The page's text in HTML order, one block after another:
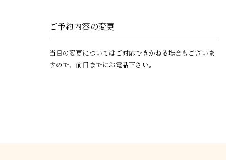
ご予約内容の変更
当日の変更についてはご対応できかねる場合もございま
すので、前日までにお電話下さい。